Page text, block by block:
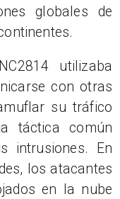
globales de
utilizaba
con otras
su tráfico
táctica común
intrusiones. En
los atacantes
en la nube